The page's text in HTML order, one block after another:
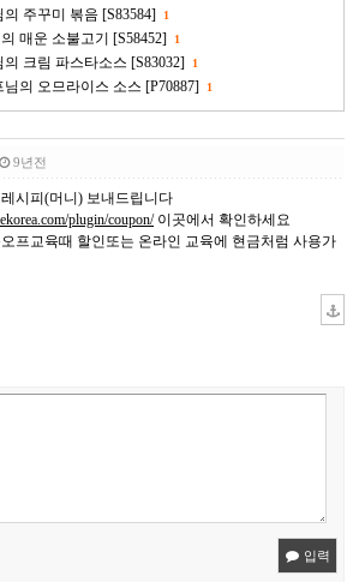
주꾸미 볶음 [S83584] 1
매운 소불고기 [S58452] 1
크림 파스타소스 [S83032] 1
의 오므라이스 소스 [P70887] 1
9년전
시피(머니) 보내드립니다
plugin/coupon/이곳에서 확인하세요
프교육때 할인또는 온라인 교육에 현금처럼 사용가
입력